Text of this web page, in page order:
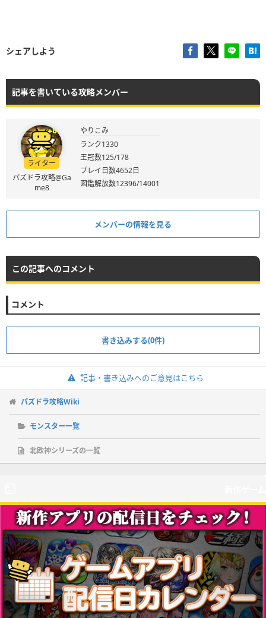
シェアしよう
記事を書いている攻略メンバー
ライター
パズドラ攻略@Ga
me8
やりこみ
ランク1330
王冠数125/178
プレイ日数4652日
図鑑解放数12396/14001
メンバーの情報を見る
この記事へのコメント
コメント
書き込みする(0件)
記事・書き込みへのご意見はこちら
パズドラ攻略Wiki
モンスター一覧
北欧神シリーズの一覧